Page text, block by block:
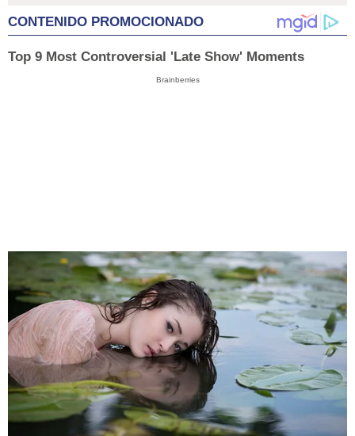
CONTENIDO PROMOCIONADO
Top 9 Most Controversial 'Late Show' Moments
Brainberries